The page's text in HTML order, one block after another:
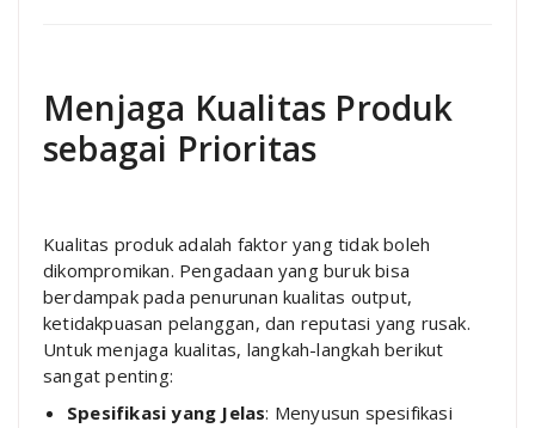
Menjaga Kualitas Produk
sebagai Prioritas
Kualitas produk adalah faktor yang tidak boleh
dikompromikan. Pengadaan yang buruk bisa
berdampak pada penurunan kualitas output,
ketidakpuasan pelanggan, dan reputasi yang rusak.
Untuk menjaga kualitas, langkah-langkah berikut
sangat penting:
Spesifikasi yang Jelas: Menyusun spesifikasi